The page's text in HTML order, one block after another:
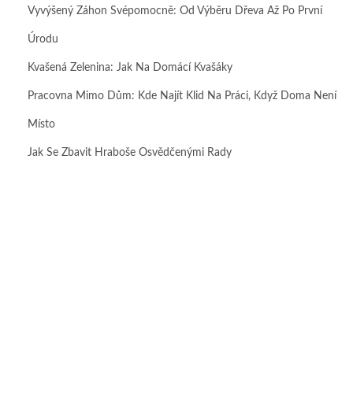
Vyvýšený Záhon Svépomocně: Od Výběru Dřeva Až Po První
Úrodu
Kvašená Zelenina: Jak Na Domácí Kvašáky
Pracovna Mimo Dům: Kde Najít Klid Na Práci, Když Doma Není
Místo
Jak Se Zbavit Hraboše Osvědčenými Rady